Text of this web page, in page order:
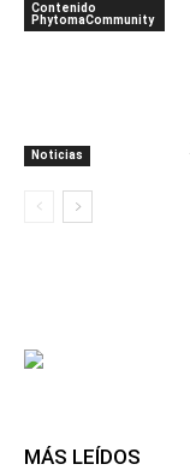
Contenido
PhytomaCommunity
Noticias
MÁS LEÍDOS